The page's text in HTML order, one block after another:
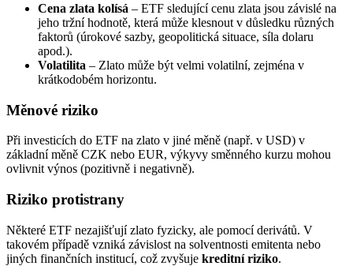
Cena zlata kolísá – ETF sledující cenu zlata jsou závislé na
jeho tržní hodnotě, která může klesnout v důsledku různých
faktorů (úrokové sazby, geopolitická situace, síla dolaru
apod.).
Volatilita – Zlato může být velmi volatilní, zejména v
krátkodobém horizontu.
Měnové riziko
Při investicích do ETF na zlato v jiné měně (např. v USD) v
základní měně CZK nebo EUR, výkyvy směnného kurzu mohou
ovlivnit výnos (pozitivně i negativně).
Riziko protistrany
Některé ETF nezajišťují zlato fyzicky, ale pomocí derivátů. V
takovém případě vzniká závislost na solventnosti emitenta nebo
jiných finančních institucí, což zvyšuje kreditní riziko.